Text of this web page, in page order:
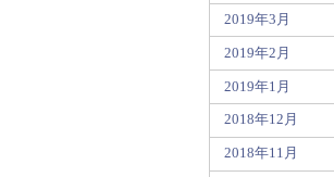
2019年3月
2019年2月
2019年1月
2018年12月
2018年11月